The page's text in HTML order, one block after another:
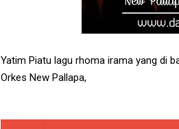
Si Kecil - Anisa
Yatim Piatu lagu rhoma irama yang di
Orkes New Pallapa,